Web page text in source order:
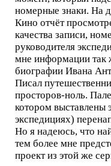
номерные знаки. На
Кино отчёт
качества записи,
руководителя
мне информации так
биографии Ивана
Писал
просторов-ноль.
котором выставлены
экспедициях)
Но я надеюсь, что
тем более мне
проект из этой же